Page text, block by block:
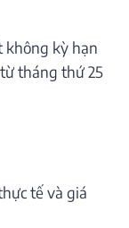
không kỳ hạn
tháng thứ 25
tế và giá